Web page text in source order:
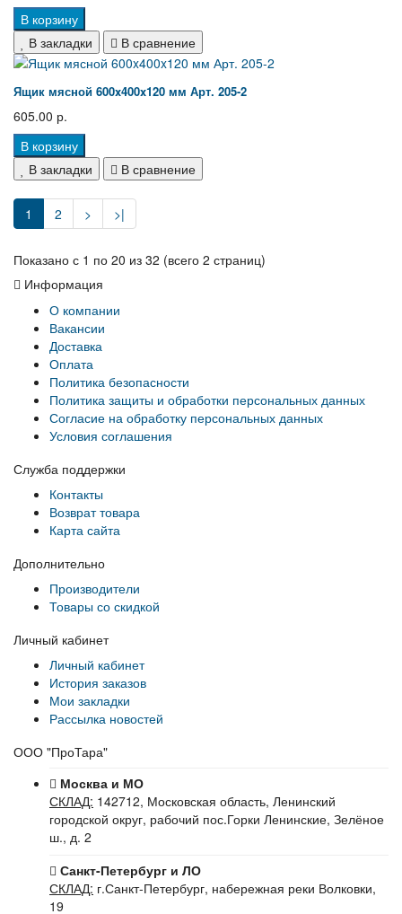
В корзину
В закладки
В сравнение
Ящик мясной 600x400x120 мм Арт. 205-2
605.00 р.
В корзину
В закладки
В сравнение
1 2 > >|
Показано с 1 по 20 из 32 (всего 2 страниц)
Информация
О компании
Вакансии
Доставка
Оплата
Политика безопасности
Политика защиты и обработки персональных данных
Согласие на обработку персональных данных
Условия соглашения
Служба поддержки
Контакты
Возврат товара
Карта сайта
Дополнительно
Производители
Товары со скидкой
Личный кабинет
Личный кабинет
История заказов
Мои закладки
Рассылка новостей
ООО "ПроТара"
Москва и МО
СКЛАД: 142712, Московская область, Ленинский
городской округ, рабочий пос.Горки Ленинские, Зелёное
ш., д. 2
Санкт-Петербург и ЛО
СКЛАД: г.Санкт-Петербург, набережная реки Волковки,
19